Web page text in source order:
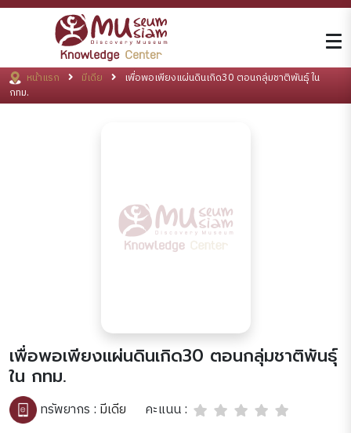
หน้าแรก มีเดีย
เพื่อพอเพียงแผ่นดินเกิด30 ตอนกลุ่มชาติพันธุ์ใน
กทม.
เพื่อพอเพียงแผ่นดินเกิด30 ตอนกลุ่มชาติพันธุ์
ใน กทม.
ทรัพยากร : มีเดีย
คะแนน :